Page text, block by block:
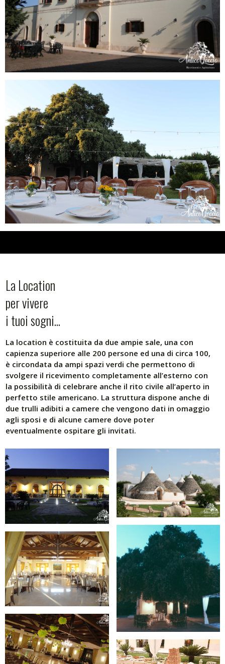
La Location
per vivere
i tuoi sogni...
La location è costituita da due ampie sale, una con
capienza superiore alle 200 persone ed una di circa 100,
è circondata da ampi spazi verdi che permettono di
svolgere il ricevimento completamente all’esterno con
la possibilità di celebrare anche il rito civile all’aperto in
perfetto stile americano. La struttura dispone anche di
due trulli adibiti a camere che vengono dati in omaggio
agli sposi e di alcune camere dove poter
eventualmente ospitare gli invitati.